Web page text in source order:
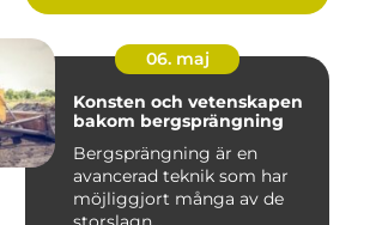
06. maj
Konsten och vetenskapen
bakom bergsprängning
Bergsprängning är en
avancerad teknik som har
möjliggjort många av de